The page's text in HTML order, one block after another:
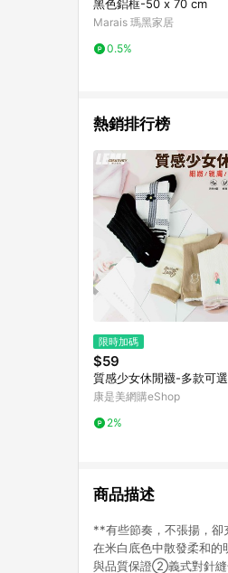
黑色鋁框-50 x 70 cm
Marais 瑪黑家居
0.5%
熱銷排行榜
限時加碼
$59
質感少女休閒襪-多款可選
康是美網購eShop
2%
商品描述
**有些節奏，不張揚，卻
在米白底色中散發柔和
與品質保證②義式對針